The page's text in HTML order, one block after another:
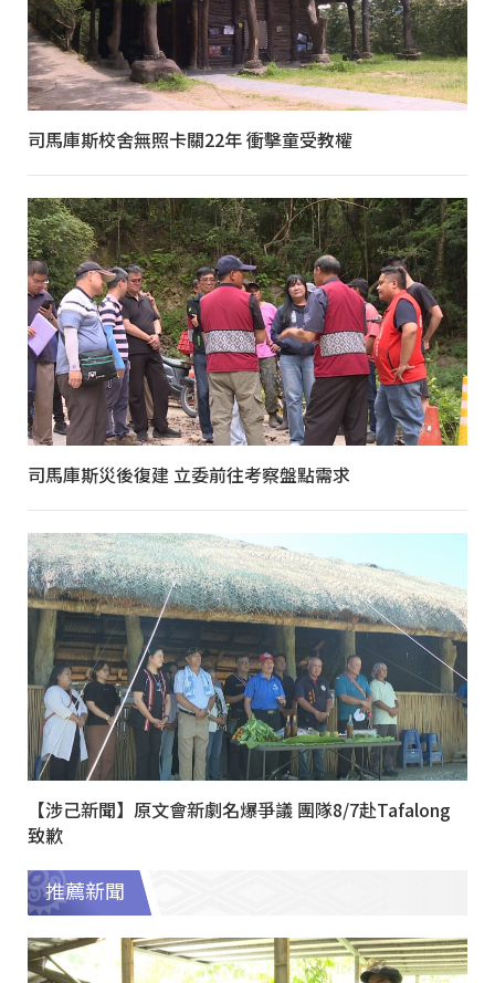
司馬庫斯校舍無照卡關22年 衝擊童受教權
司馬庫斯災後復建 立委前往考察盤點需求
【涉己新聞】原文會新劇名爆爭議 團隊8/7赴Tafalong
致歉
推薦新聞